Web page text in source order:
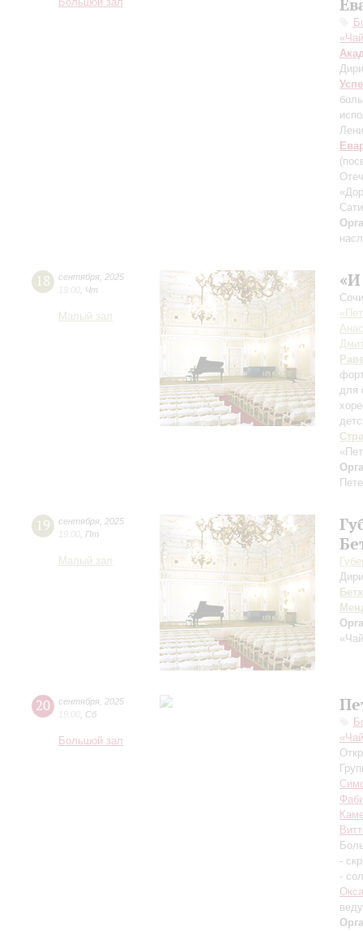
Большой зал
18 сентября 2025
19:00 Чт
Малый зал
«И
для
19 сентября 2025
19:00 Пт
Малый зал
20 сентября 2025
19:00 Сб
Большой зал
-
-